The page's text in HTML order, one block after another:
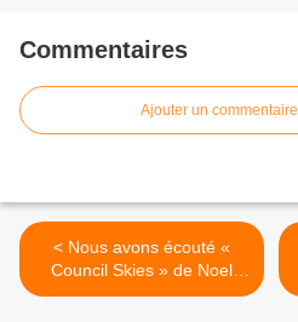
Commentaires
Ajouter un commentaire
< Nous avons écouté «
Council Skies » de Noel
Gallagher's High Flying